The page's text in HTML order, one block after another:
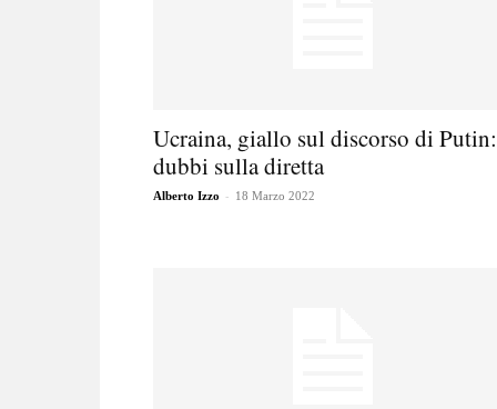
Ucraina, giallo sul discorso di Putin:
dubbi sulla diretta
Alberto Izzo - 18 Marzo 2022